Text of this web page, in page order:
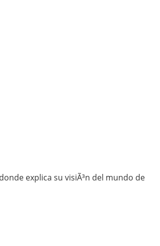
explica su visiÃ³n del mundo de